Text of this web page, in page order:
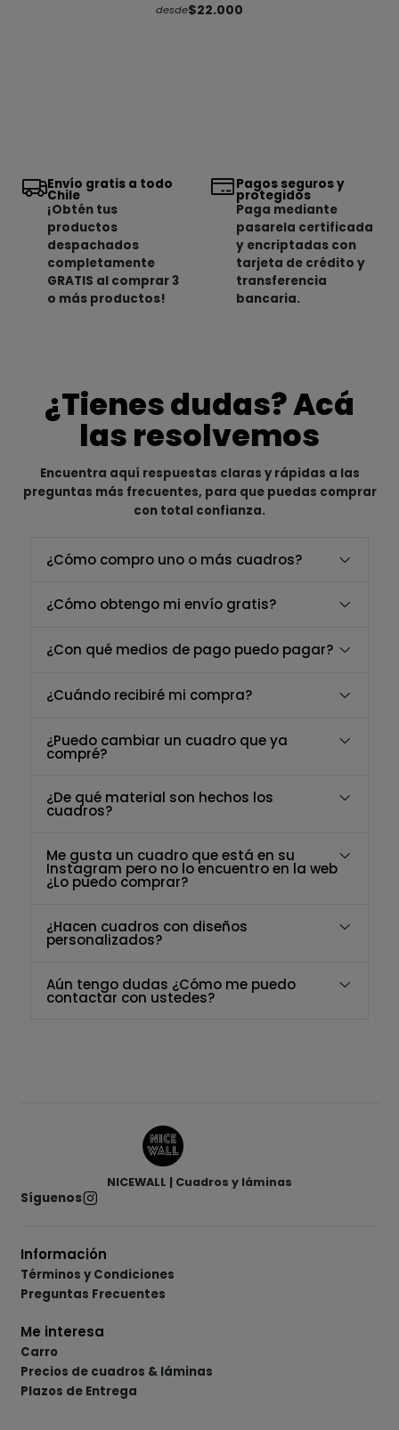
desde$22.000
Envío gratis a todo
Chile
¡Obtén tus
productos
despachados
completamente
GRATIS al comprar 3
o más productos!
Pagos seguros y
protegidos
Paga mediante
pasarela certificada
y encriptadas con
tarjeta de crédito y
transferencia
bancaria.
¿Tienes dudas? Acá
las resolvemos
Encuentra aquí respuestas claras y rápidas a las
preguntas más frecuentes, para que puedas comprar
con total confianza.
¿Cómo compro uno o más cuadros?
¿Cómo obtengo mi envío gratis?
¿Con qué medios de pago puedo pagar?
¿Cuándo recibiré mi compra?
¿Puedo cambiar un cuadro que ya
compré?
¿De qué material son hechos los
cuadros?
Me gusta un cuadro que está en su
Instagram pero no lo encuentro en la web
¿Lo puedo comprar?
¿Hacen cuadros con diseños
personalizados?
Aún tengo dudas ¿Cómo me puedo
contactar con ustedes?
NICEWALL | Cuadros y láminas
Síguenos
Información
Términos y Condiciones
Preguntas Frecuentes
Me interesa
Carro
Precios de cuadros & láminas
Plazos de Entrega